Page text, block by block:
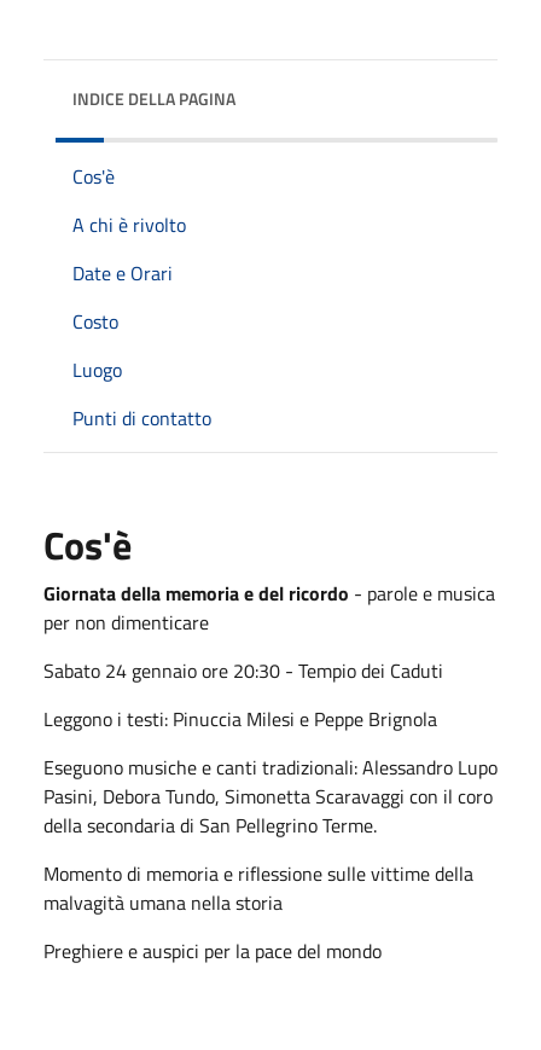
INDICE DELLA PAGINA
Cos'è
A chi è rivolto
Date e Orari
Costo
Luogo
Punti di contatto
Cos'è
Giornata della memoria e del ricordo - parole e musica
per non dimenticare
Sabato 24 gennaio ore 20:30 - Tempio dei Caduti
Leggono i testi: Pinuccia Milesi e Peppe Brignola
Eseguono musiche e canti tradizionali: Alessandro Lupo
Pasini, Debora Tundo, Simonetta Scaravaggi con il coro
della secondaria di San Pellegrino Terme.
Momento di memoria e riflessione sulle vittime della
malvagità umana nella storia
Preghiere e auspici per la pace del mondo